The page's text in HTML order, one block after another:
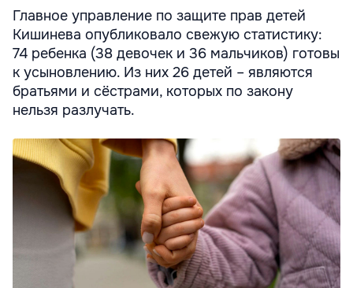
Главное управление по защите прав детей
Кишинева опубликовало свежую статистику:
74 ребенка (38 девочек и 36 мальчиков) готовы
к усыновлению. Из них 26 детей – являются
братьями и сёстрами, которых по закону
нельзя разлучать.